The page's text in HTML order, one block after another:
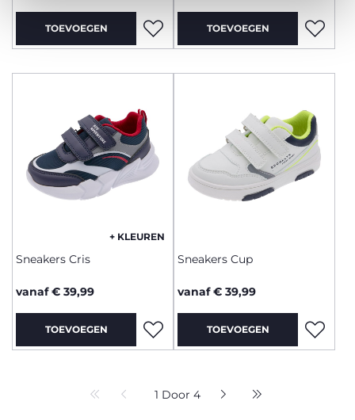
TOEVOEGEN TOEVOEGEN
+ KLEUREN
Sneakers Cris
vanaf € 39,99
TOEVOEGEN
Sneakers Cup
vanaf € 39,99
TOEVOEGEN
1 Door 4